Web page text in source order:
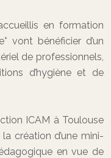
en formation
vont bénéficier d’un
de professionnels,
d’hygiène et de
ICAM à Toulouse
création d’une mini-
en vue de